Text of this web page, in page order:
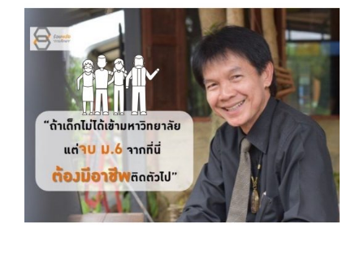
า
ย
เ
ป็
น
แ
บ
บ
ย่